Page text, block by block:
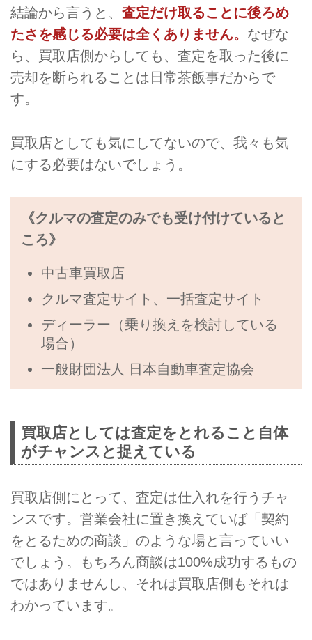
結論から言うと、 査定だけ取ることに後ろめ
たさを感じる必要は全くありません。 なぜな
ら、買取店側からしても、査定を取った後に
売却を断られることは日常茶飯事だからで
す。
買取店としても気にしてないので、我々も気
にする必要はないでしょう。
《クルマの査定のみでも受け付けていると
ころ》
中古車買取店
クルマ査定サイト、一括査定サイト
ディーラー（乗り換えを検討している
場合）
一般財団法人 日本自動車査定協会
買取店としては査定をとれること自体
がチャンスと捉えている
買取店側にとって、査定は仕入れを行うチャ
ンスです。営業会社に置き換えていば「契約
をとるための商談」のような場と言っていい
でしょう。もちろん商談は100%成功するもの
ではありませんし、それは買取店側もそれは
わかっています。